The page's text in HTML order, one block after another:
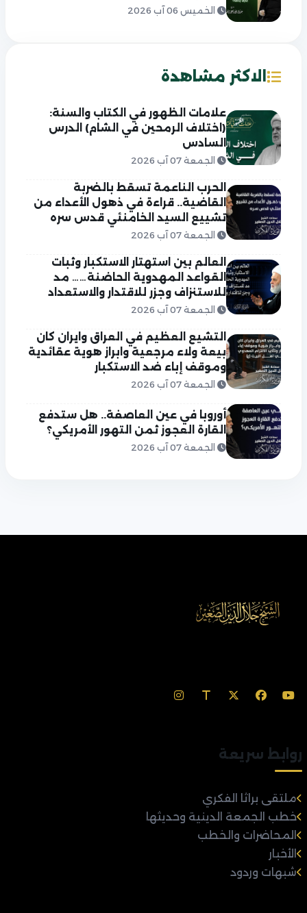
الخميس 06 آب 2026
الاكثر مشاهدة
علامات الظهور في الكتاب والسنة:
(اختلاف الرمحين في الشام) الدرس
السادس
الجمعة 07 آب 2026
الحرب الناعمة تسقط بالضربة
القاضية.. قراءة في ذهول الأعداء من
تشييع السيد الخامنئي قدس سره
الجمعة 07 آب 2026
العالم بين استهتار الاستكبار وثبات
القواعد المهدوية الحاضنة…… مد
للاستنزاف وجزر للاقتدار والاستعداد
الجمعة 07 آب 2026
التشيع العظيم في العراق وايران كان
بيعة ولاء مرجعية وابراز هوية عقائدية
وموقف إباء ضد الاستكبار
الجمعة 07 آب 2026
أوروبا في عين العاصفة.. هل ستدفع
القارة العجوز ثمن التهور الأمريكي؟
الجمعة 07 آب 2026
روابط سريعة
ملتقى براثا الفكري
خطب الجمعة الدينية وحديثها
المحاضرات والخطب
الأخبار
شبهات وردود